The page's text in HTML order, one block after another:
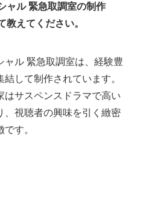
ャル 緊急取調室の制作
教えてください。
ャル 緊急取調室は、経験豊
して制作されています。
はサスペンスドラマで高い
、視聴者の興味を引く緻密
す。